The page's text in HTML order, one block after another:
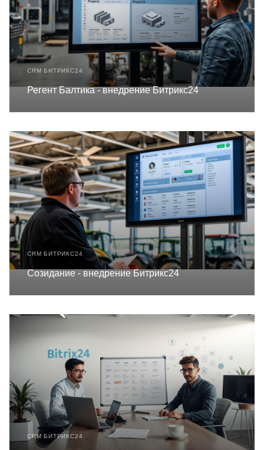
CRM БИТРИКС24
Регент Балтика - внедрение Битрикс24
CRM БИТРИКС24
Созидание - внедрение Битрикс24
CRM БИТРИКС24